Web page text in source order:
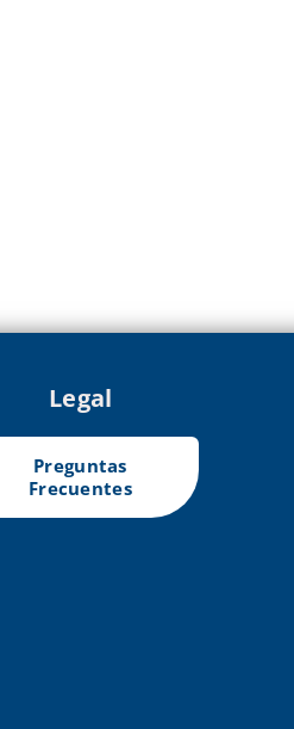
Legal
Preguntas
Frecuentes